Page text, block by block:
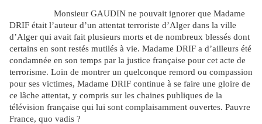
Monsieur GAUDIN ne pouvait ignorer que Madame
DRIF était l’auteur d’un attentat terroriste d’Alger dans la ville
d’Alger qui avait fait plusieurs morts et de nombreux blessés dont
certains en sont restés mutilés à vie. Madame DRIF a d’ailleurs été
condamnée en son temps par la justice française pour cet acte de
terrorisme. Loin de montrer un quelconque remord ou compassion
pour ses victimes, Madame DRIF continue à se faire une gloire de
ce lâche attentat, y compris sur les chaines publiques de la
télévision française qui lui sont complaisamment ouvertes. Pauvre
France, quo vadis ?